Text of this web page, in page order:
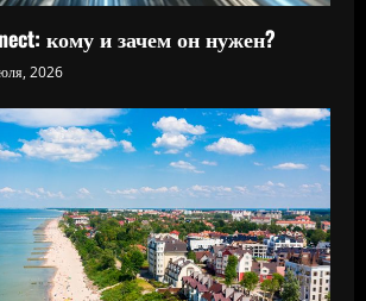
кому и зачем он нужен?
2026